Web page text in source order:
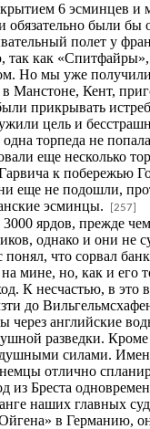
6 эсминцев и
были
полет у
как
Но мы уже
Кент,
прикрывать
цель и
торпеда не
еще несколько
к
еще не подошли,
эсминцы.
[257]
ярдов, прежде
однако и они не
что сорвал
мине, но, как и
К несчастью, в
до
английские
разведки.
силами.
отлично
из Бреста
наших главных
в Германию,